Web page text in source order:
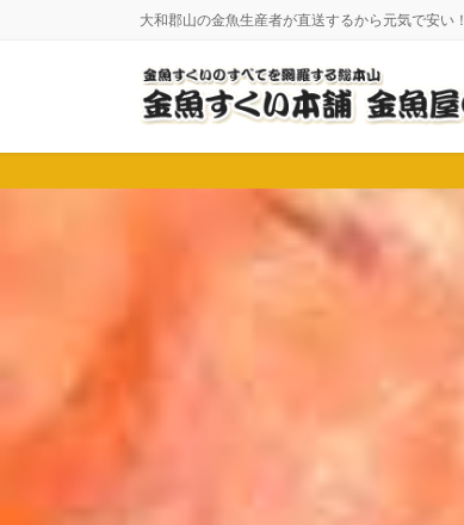
に
移
ョ
ン
大和郡山の金魚生産者が直送するから元気で安い！